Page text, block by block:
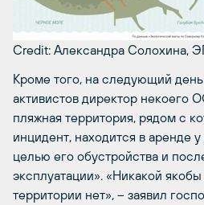
Credit: Александра Солохина,
Кроме того, на следующий
активистов директор некоего
пляжная территория, рядом с
инцидент, находится в аренде
целью его обустройства и
эксплуатации». «Никакой
территории нет», – заявил